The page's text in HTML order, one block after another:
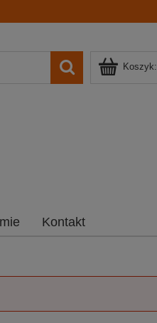
Koszyk:
Kontakt